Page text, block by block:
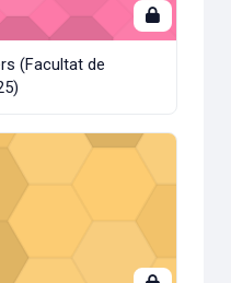
(Facultat de
a la biblioteca (Facultat